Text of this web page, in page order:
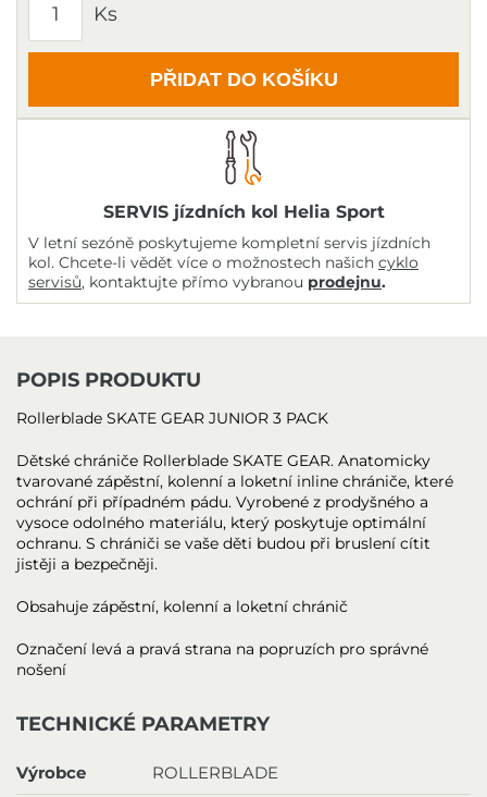
Ks
PŘIDAT DO KOŠÍKU
SERVIS jízdních kol Helia Sport
V letní sezóně poskytujeme kompletní servis jízdních
kol. Chcete-li vědět více o možnostech našich cyklo
servisů, kontaktujte přímo vybranou prodejnu.
POPIS PRODUKTU
Rollerblade SKATE GEAR JUNIOR 3 PACK
Dětské chrániče Rollerblade SKATE GEAR. Anatomicky
tvarované zápěstní, kolenní a loketní inline chrániče, které
ochrání při případném pádu. Vyrobené z prodyšného a
vysoce odolného materiálu, který poskytuje optimální
ochranu. S chrániči se vaše děti budou při bruslení cítit
jistěji a bezpečněji.
Obsahuje zápěstní, kolenní a loketní chránič
Označení levá a pravá strana na popruzích pro správné
nošení
TECHNICKÉ PARAMETRY
Výrobce ROLLERBLADE